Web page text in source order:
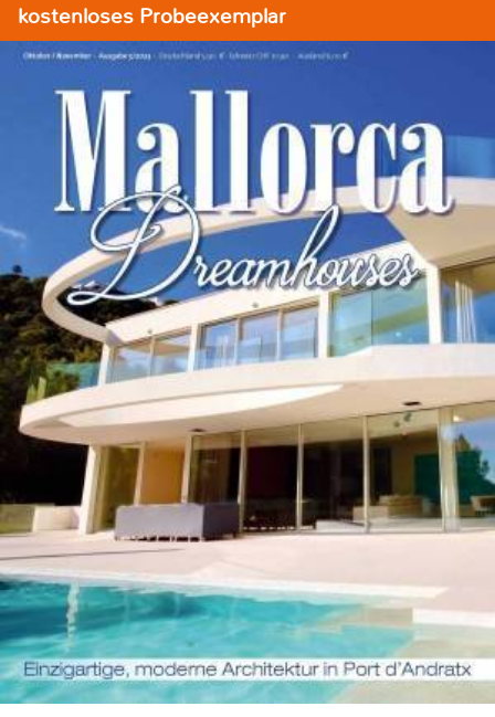
kostenloses Probeexemplar